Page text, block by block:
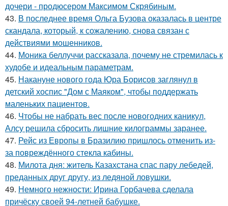
дочери - продюсером Максимом Скрябиным.
43. В последнее время Ольга Бузова оказалась в центре
скандала, который, к сожалению, снова связан с
действиями мошенников.
44. Моника беллуччи рассказала, почему не стремилась к
худобе и идеальным параметрам.
45. Накануне нового года Юра Борисов заглянул в
детский хоспис "Дом с Маяком", чтобы поддержать
маленьких пациентов.
46. Чтобы не набрать вес после новогодних каникул,
Алсу решила сбросить лишние килограммы заранее.
47. Рейс из Европы в Бразилию пришлось отменить из-
за повреждённого стекла кабины.
48. Милота дня: житель Казахстана спас пару лебедей,
преданных друг другу, из ледяной ловушки.
49. Немного нежности: Ирина Горбачева сделала
причёску своей 94-летней бабушке.